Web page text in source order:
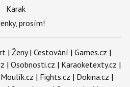
Karak
prosím!
| Ženy| Cestování | Games.cz |
| Osobnosti.cz | Karaoketexty.cz |
Moulík.cz | Fights.cz | Dokina.cz |